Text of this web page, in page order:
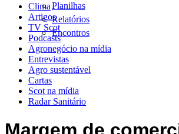
Planilhas
Relatórios
Encontros
Clima
Artigos
TV Scot
Podcasts
Agronegócio na mídia
Entrevistas
Agro sustentável
Cartas
Scot na mídia
Radar Sanitário